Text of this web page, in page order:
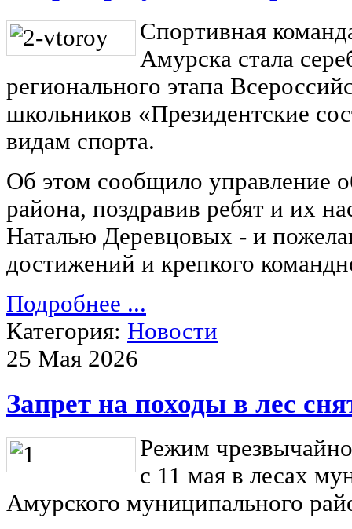
Спортивная
Амурска стала
регионального этапа
школьников «Президентские
видам спорта.
Об этом сообщило управление
района, поздравив ребят и их
Наталью Деревцовых - и
достижений и крепкого
Подробнее ...
Категория: Новости
25 Мая 2026
Запрет на походы в лес
Режим
с 11 мая в лесах
Амурского муниципального